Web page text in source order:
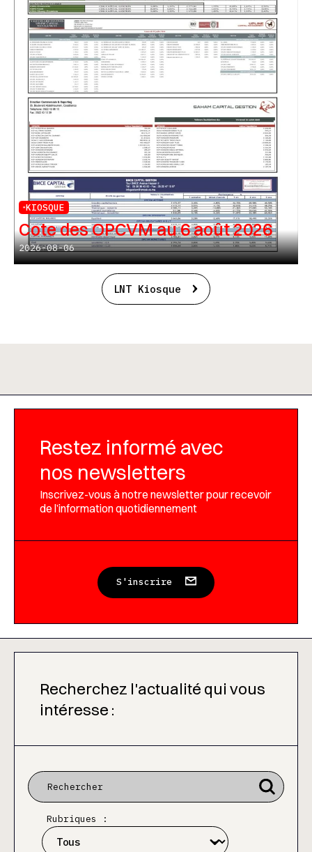
KIOSQUE
Cote des OPCVM au 6 août 2026
2026-08-06
LNT Kiosque
Restez informé avec
nos newsletters
Inscrivez-vous à notre newsletter pour recevoir
de l’information quotidiennement
S'inscrire
Recherchez l'actualité qui vous
intéresse :
Rubriques :